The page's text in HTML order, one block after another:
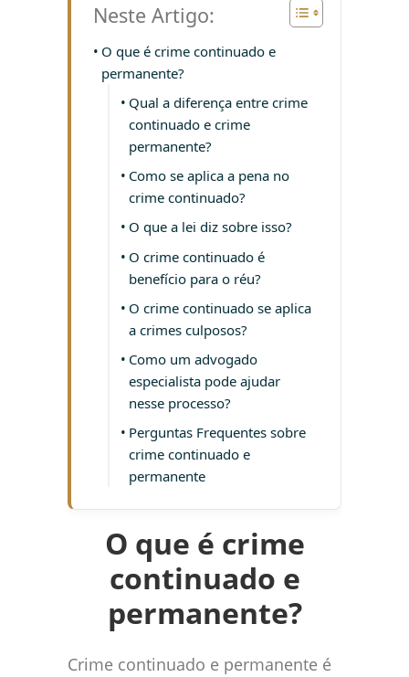
Neste Artigo:
O que é crime continuado e
permanente?
Qual a diferença entre crime
continuado e crime
permanente?
Como se aplica a pena no
crime continuado?
O que a lei diz sobre isso?
O crime continuado é
benefício para o réu?
O crime continuado se aplica
a crimes culposos?
Como um advogado
especialista pode ajudar
nesse processo?
Perguntas Frequentes sobre
crime continuado e
permanente
O que é crime
continuado e
permanente?
Crime continuado e permanente é